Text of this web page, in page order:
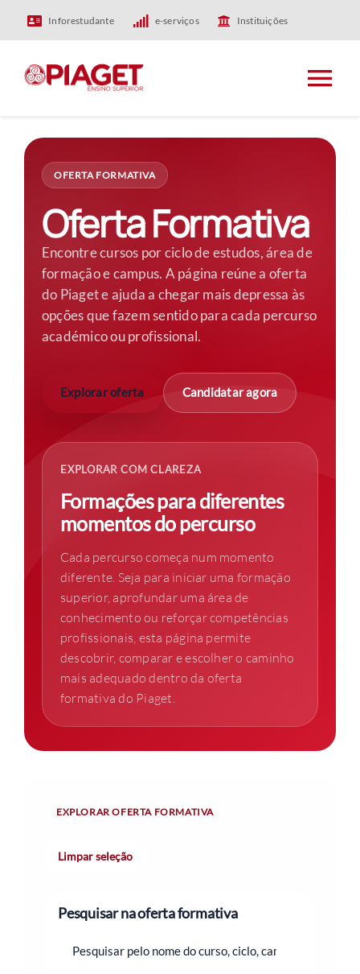
Inforestudante e-serviços Instituições
HOME
ENSINO
INVESTIGAÇÃO
Pesquisar
OFERTA FORMATIVA
Oferta Formativa
Encontre cursos por ciclo de estudos, área de
formação e campus. A página reúne a oferta
do Piaget e ajuda a chegar mais depressa às
opções que fazem sentido para cada percurso
académico ou profissional.
Explorar oferta Candidatar agora
EXPLORAR COM CLAREZA
Formações para diferentes
momentos do percurso
Cada percurso começa num momento
diferente. Seja para iniciar uma formação
superior, aprofundar uma área de
conhecimento ou reforçar competências
profissionais, esta página permite
descobrir, comparar e escolher o caminho
mais adequado dentro da oferta
formativa do Piaget.
EXPLORAR OFERTA FORMATIVA
Limpar seleção
Pesquisar na oferta formativa